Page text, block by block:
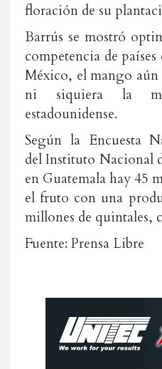
floración de su
Barrús se mostró
competencia de
México, el mango
ni siquiera la
estadounidense.
Según la Encuesta
del Instituto Nacional
en Guatemala hay 45
el fruto con una
millones de quintales,
Fuente: Prensa Libre